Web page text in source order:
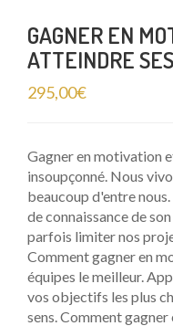
GAGNER EN
ATTEINDRE
295,00€
Gagner en motivation
insoupçonné. Nous
beaucoup d'entre
de connaissance de
parfois limiter nos
Comment gagner en
équipes le meilleur.
vos objectifs les plus
sens. Comment